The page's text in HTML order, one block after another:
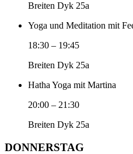
Breiten Dyk 25a
Yoga und Meditation mit
18:30 – 19:45
Breiten Dyk 25a
Hatha Yoga mit Martina
20:00 – 21:30
Breiten Dyk 25a
DONNERSTAG